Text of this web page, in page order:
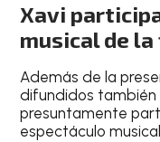
Xavi
musical de
Además de la
difundidos
presuntamente
espectáculo